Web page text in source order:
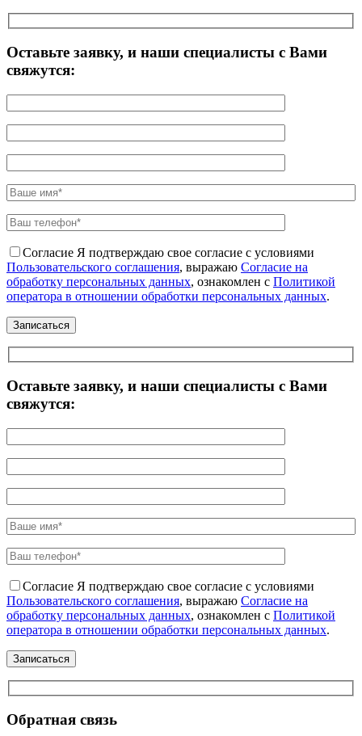
Оставьте заявку, и наши специалисты с Вами
свяжутся:
Согласие Я подтверждаю свое согласие с условиями
Пользовательского соглашения, выражаю Согласие на
обработку персональных данных, ознакомлен с Политикой
оператора в отношении обработки персональных данных.
Оставьте заявку, и наши специалисты с Вами
свяжутся:
Согласие Я подтверждаю свое согласие с условиями
Пользовательского соглашения, выражаю Согласие на
обработку персональных данных, ознакомлен с Политикой
оператора в отношении обработки персональных данных.
Обратная связь